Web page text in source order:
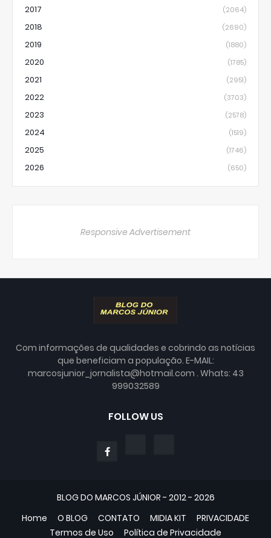
2017 (2064)
2018 (2690)
2019 (1880)
2020 (1785)
2021 (2951)
2022 (3703)
2023 (2578)
2024 (1519)
2025 (1746)
2026 (650)
Responsive Advertisement
Com informações de qualidades e cobrindo as notícias
que beneficiam a população. E-MAIL:
marcosjunior_jornalista@hotmail.com . Whats: 43
999032589
FOLLOW US
BLOG DO MARCOS JÚNIOR - 2012 - 2026
Home
O BLOG CONTATO MIDIA KIT
PRIVACIDADE
Termos de Uso
Política de Privacidade